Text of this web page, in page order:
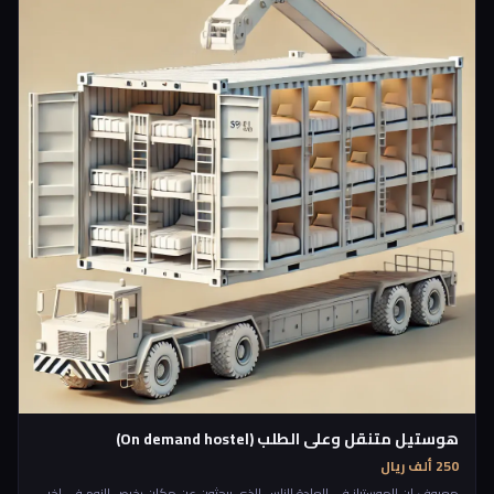
هوستيل متنقل وعلى الطلب (On demand hostel)
250 ألف ريال